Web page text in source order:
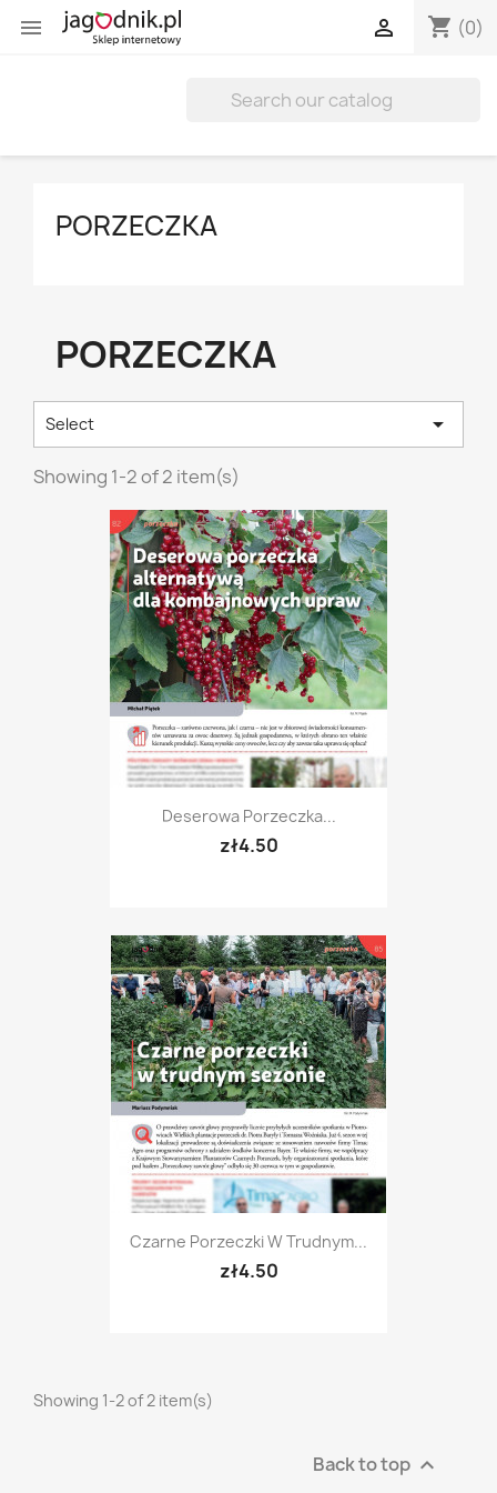
 shopping_cart (0)

PORZECZKA
PORZECZKA
Select 
Showing 1-2 of 2 item(s)
Deserowa Porzeczka...
zł4.50
Czarne Porzeczki W Trudnym...
zł4.50
Showing 1-2 of 2 item(s)
Back to top 